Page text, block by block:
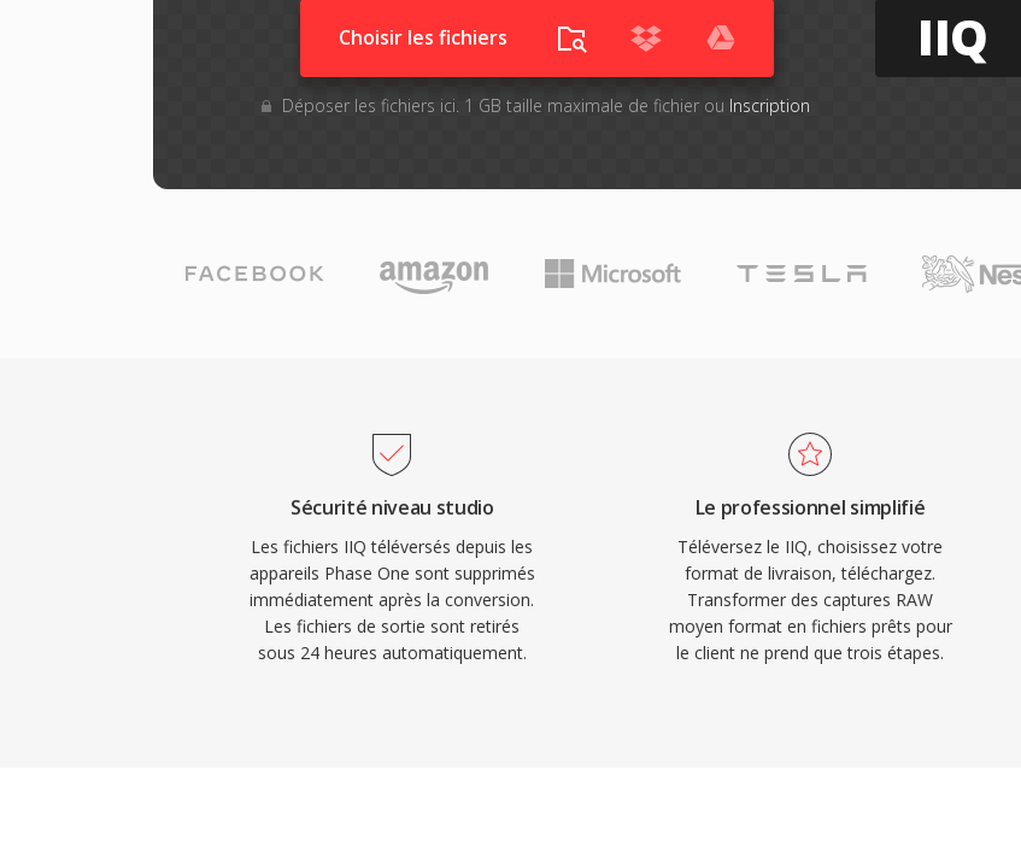
Choisir les fichiers
Déposer les fichiers ici. 1 GB taille maximale de fichier ou Inscription
IIQ
Sécurité niveau studio
Les fichiers IIQ téléversés depuis les
appareils Phase One sont supprimés
immédiatement après la conversion.
Les fichiers de sortie sont retirés
sous 24 heures automatiquement.
Le professionnel simplifié
Téléversez le IIQ, choisissez votre
format de livraison, téléchargez.
Transformer des captures RAW
moyen format en fichiers prêts pour
le client ne prend que trois étapes.